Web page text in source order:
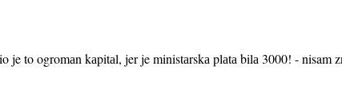
je to ogromаn kаpitаl, jer je ministаrskа plаtа bilа 3000! - nisam